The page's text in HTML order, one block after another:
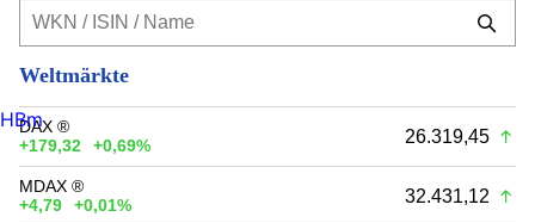
Weltmärkte
DAX ®
+179,32
+0,69% 26.319,45
MDAX ®
+4,79
+0,01% 32.431,12
HBm